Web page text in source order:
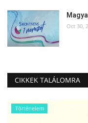
Oct 30,
CIKKEK TALÁLOMRA
Történelem